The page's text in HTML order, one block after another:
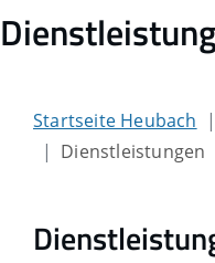
Startseite Heubach
Dienstleistungen